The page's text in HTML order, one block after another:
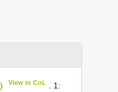
View in CoL
. 1: